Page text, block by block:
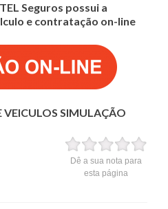
Seguros possui a
e contratação on-line
VEICULOS SIMULAÇÃO
Dê a sua nota para
esta página